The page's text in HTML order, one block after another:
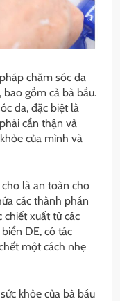
chăm sóc da
gồm cả bà bầu.
da, đặc biệt là
cẩn thận và
của mình và
là an toàn cho
các thành phần
chiết xuất từ các
DE, có tác
một cách nhẹ
khỏe của bà bầu